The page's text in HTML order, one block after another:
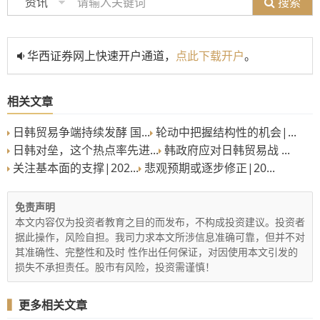
华西证券网上快速开户通道， 点此下载开户。
相关文章
日韩贸易争端持续发酵 国... 轮动中把握结构性的机会|...
日韩对垒，这个热点率先进... 韩政府应对日韩贸易战 ...
关注基本面的支撑|202... 悲观预期或逐步修正|20...
免责声明
本文内容仅为投资者教育之目的而发布，不构成投资建议。投资者
据此操作，风险自担。我司力求本文所涉信息准确可靠，但并不对
其准确性、完整性和及时 性作出任何保证，对因使用本文引发的
损失不承担责任。股市有风险，投资需谨慎！
▍ 更多相关文章